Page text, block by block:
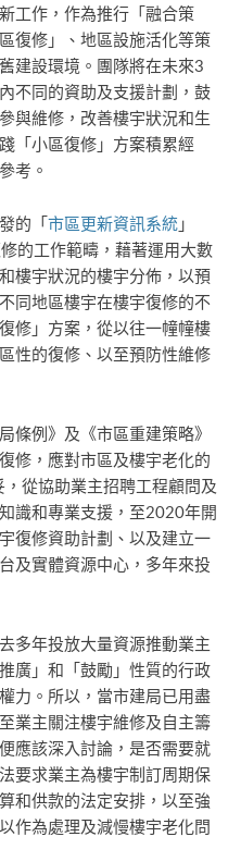
工作，作為推行「融合策
復修」、地區設施活化等策
建設環境。團隊將在未來3
不同的資助及支援計劃，鼓
與維修，改善樓宇狀況和生
「小區復修」方案積累經
考。
的「市區更新資訊系統 」
的工作範疇，藉著運用大數
樓宇狀況的樓宇分佈，以預
同地區樓宇在樓宇復修的不
修」方案，從以往一幢幢樓
性的復修、以至預防性維修
條例》及《市區重建策略》
修，應對市區及樓宇老化的
從協助業主招聘工程顧問及
識和專業支援，至2020年開
復修資助計劃、以及建立一
及實體資源中心，多年來投
多年投放大量資源推動業主
廣」和「鼓勵」性質的行政
力。所以，當市建局已用盡
業主關注樓宇維修及自主籌
應該深入討論，是否需要就
要求業主為樓宇制訂周期保
和供款的法定安排，以至強
作為處理及減慢樓宇老化問